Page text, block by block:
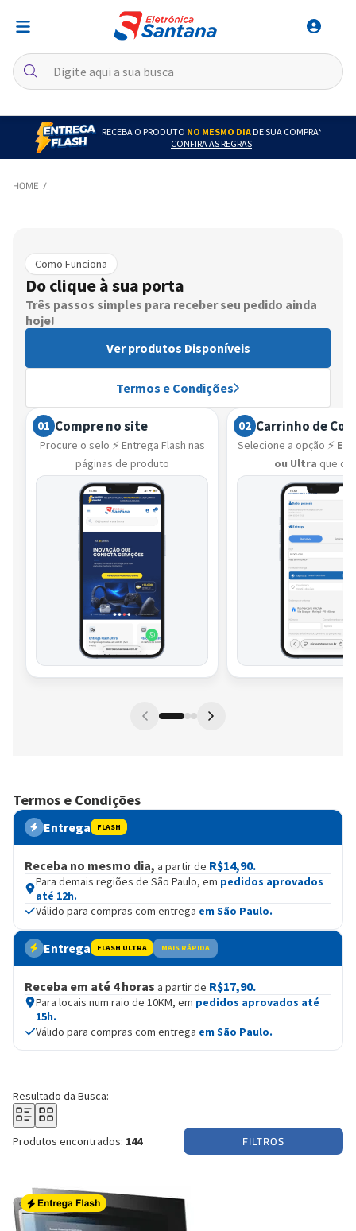
RECEBA O PRODUTO NO MESMO DIADE SUA COMPRA*
CONFIRA AS REGRAS
Como Funciona
Do clique à sua porta
Três passos simples para receber seu pedido ainda
hoje!
Ver produtos Disponíveis
Termos e Condições
01 Compre no site
Procure o selo ⚡ Entrega Flash nas
páginas de produto
02 Carrinho de
Selecione a opção ⚡
ou Ultra que
Termos e Condições
Entrega FLASH
Receba no mesmo dia, a partir de R$14,90.
Para demais regiões de São Paulo, em pedidos aprovados
até 12h.
Válido para compras com entrega em São Paulo.
Entrega FLASH ULTRA MAIS RÁPIDA
Receba em até 4 horas a partir de R$17,90.
Para locais num raio de 10KM, em pedidos aprovados até
15h.
Válido para compras com entrega em São Paulo.
Resultado da Busca:
Produtos encontrados: 144 FILTROS